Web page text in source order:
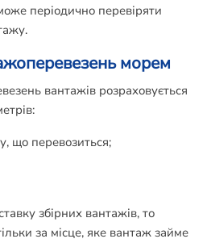
періодично перевіряти
морем
вантажів розраховується
що перевозиться;
збірних вантажів, то
за місце, яке вантаж займе